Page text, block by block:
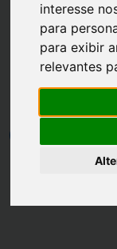
interesse
para
para exibir
relevantes
Página inicial
Como
sombra